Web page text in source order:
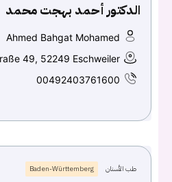
كلمه السرهل نسيت كلمة السر؟
تسجيل
الدكتور أحمد بهجت محمد
Ahmed Bahgat Mohamed
49, 52249 Eschweiler
00492403761600
طب الأسنان Baden-Württemberg